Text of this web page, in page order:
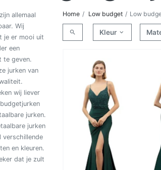
allemaal
Wij
je er mooi uit
een
te geven.
jurken van
wij liever
jurken.
jurken
verschillende
en kleuren.
dat je zult
Home Low budget Low
Kleur